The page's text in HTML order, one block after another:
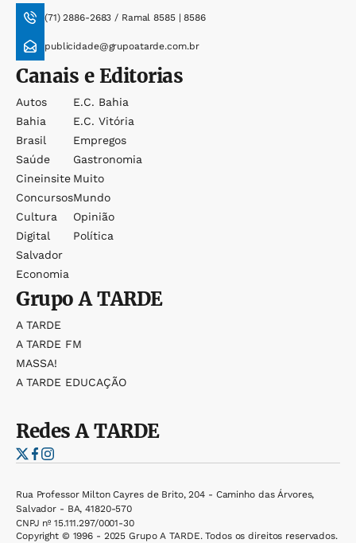
(71) 2886-2683 / Ramal 8585 | 8586
publicidade@grupoatarde.com.br
Canais e Editorias
Autos
Bahia
Brasil
Saúde
Cineinsite
Concursos
Cultura
Digital
Salvador
Economia
E.c. Bahia
E.c. Vitória
Empregos
Gastronomia
Muito
Mundo
Opinião
Política
GrupoA TARDE
A TARDE
A TARDE FM
MASSA!
A TARDE EDUCAÇÃO
RedesA TARDE
Rua Professor Milton Cayres de Brito, 204 - Caminho das Árvores,
Salvador - BA, 41820-570
CNPJ nº 15.111.297/0001-30
Copyright © 1996 - 2025 Grupo A TARDE. Todos os direitos reservados.